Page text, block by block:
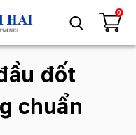
0
đốt
chuẩn